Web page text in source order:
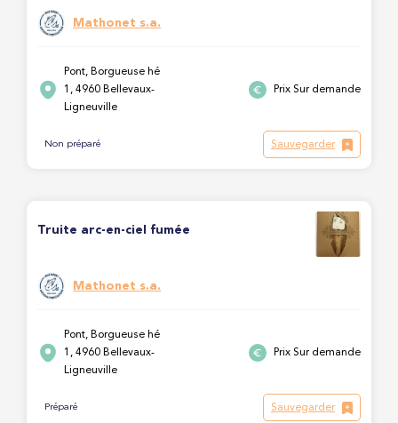
Mathonet s.a.
Pont, Borgueuse hé
1, 4960 Bellevaux-
Ligneuville
Prix Sur demande
Non préparé Sauvegarder
Truite arc-en-ciel fumée
Mathonet s.a.
Pont, Borgueuse hé
1, 4960 Bellevaux-
Ligneuville
Prix Sur demande
Préparé Sauvegarder